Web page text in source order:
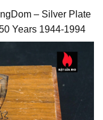
– Silver Plate
Years 1944-1994